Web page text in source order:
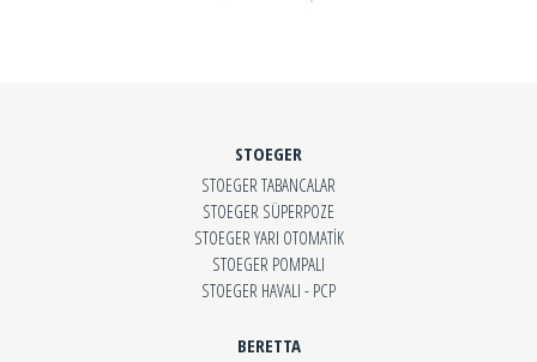
STOEGER
STOEGER TABANCALAR
STOEGER SÜPERPOZE
STOEGER YARI OTOMATİK
STOEGER POMPALI
STOEGER HAVALI - PCP
BERETTA